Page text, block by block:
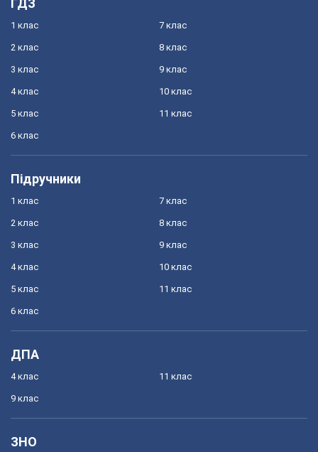
ГДЗ
1 клас
2 клас
3 клас
4 клас
5 клас
6 клас
7 клас
8 клас
9 клас
10 клас
11 клас
Підручники
1 клас
2 клас
3 клас
4 клас
5 клас
6 клас
7 клас
8 клас
9 клас
10 клас
11 клас
ДПА
4 клас
9 клас
11 клас
ЗНО